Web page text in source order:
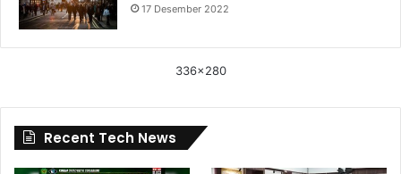
17 Desember 2022
336x280
Recent Tech News